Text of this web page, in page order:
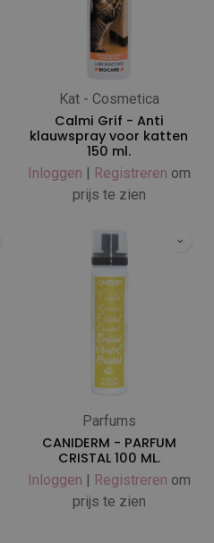
Kat - Cosmetica
Calmi Grif - Anti
klauwspray voor katten
150 ml.
Inloggen | Registreren om
prijs te zien
Parfums
CANIDERM - PARFUM
CRISTAL 100 ML.
Inloggen | Registreren om
prijs te zien